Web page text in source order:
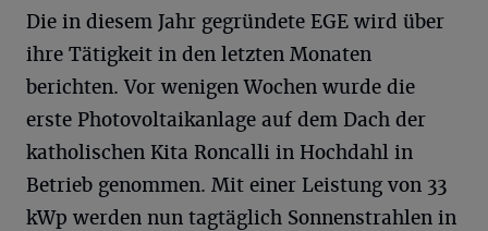
Die in diesem Jahr gegründete EGE wird über
ihre Tätigkeit in den letzten Monaten
berichten. Vor wenigen Wochen wurde die
erste Photovoltaikanlage auf dem Dach der
katholischen Kita Roncalli in Hochdahl in
Betrieb genommen. Mit einer Leistung von 33
kWp werden nun tagtäglich Sonnenstrahlen in